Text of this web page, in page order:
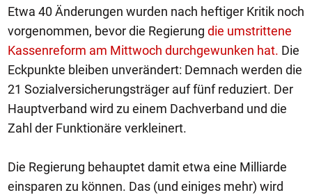
Etwa 40 Änderungen wurden nach heftiger Kritik noch
vorgenommen, bevor die Regierung die umstrittene
Kassenreform am Mittwoch durchgewunken hat. Die
Eckpunkte bleiben unverändert: Demnach werden die
21 Sozialversicherungsträger auf fünf reduziert. Der
Hauptverband wird zu einem Dachverband und die
Zahl der Funktionäre verkleinert.
Die Regierung behauptet damit etwa eine Milliarde
einsparen zu können. Das (und einiges mehr) wird